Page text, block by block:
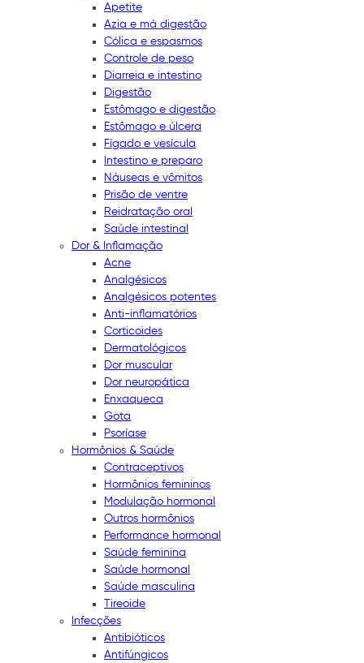
Apetite
Azia e má digestão
Cólica e espasmos
Controle de peso
Diarreia e intestino
Digestão
Estômago e digestão
Estômago e úlcera
Fígado e vesícula
Intestino e preparo
Náuseas e vômitos
Prisão de ventre
Reidratação oral
Saúde intestinal
Dor & Inflamação
Acne
Analgésicos
Analgésicos potentes
Anti-inflamatórios
Corticoides
Dermatológicos
Dor muscular
Dor neuropática
Enxaqueca
Gota
Psoríase
Hormônios & Saúde
Contraceptivos
Hormônios femininos
Modulação hormonal
Outros hormônios
Performance hormonal
Saúde feminina
Saúde hormonal
Saúde masculina
Tireoide
Infecções
Antibióticos
Antifúngicos